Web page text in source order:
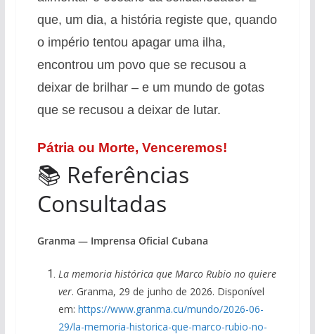
que, um dia, a história registe que, quando
o império tentou apagar uma ilha,
encontrou um povo que se recusou a
deixar de brilhar – e um mundo de gotas
que se recusou a deixar de lutar.
Pátria ou Morte, Venceremos!
📚 Referências
Consultadas
Granma — Imprensa Oficial Cubana
La memoria histórica que Marco Rubio no quiere
ver. Granma, 29 de junho de 2026. Disponível
em: https://www.granma.cu/mundo/2026-06-
29/la-memoria-historica-que-marco-rubio-no-